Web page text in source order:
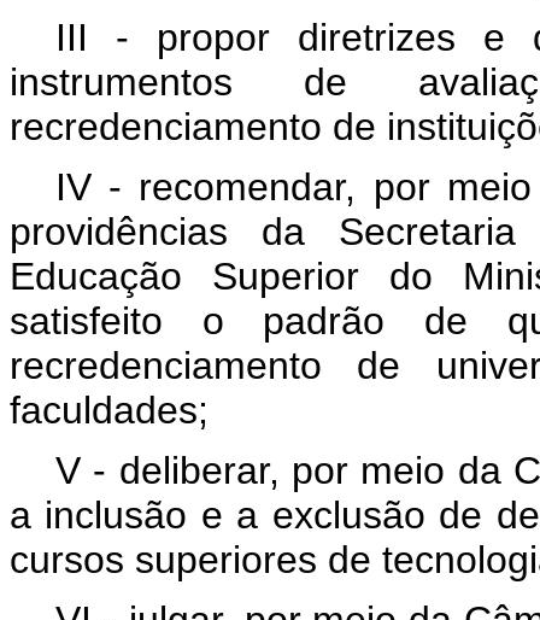
III - propor diretrizes e
instrumentos de
recredenciamento de
IV - recomendar, por
providências da
Educação Superior do
satisfeito o padrão de
recredenciamento de
faculdades;
V - deliberar, por meio da
a inclusão e a exclusão de
cursos superiores de